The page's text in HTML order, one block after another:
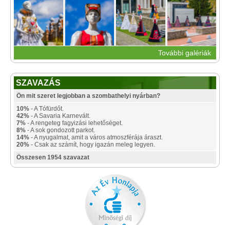
További galériák
SZAVAZÁS
Ön mit szeret legjobban a szombathelyi nyárban?
10% - A Tófürdőt.
42% - A Savaria Karnevált.
7% - A rengeteg fagyizási lehetőséget.
8% - A sok gondozott parkot.
14% - A nyugalmat, amit a város atmoszférája áraszt.
20% - Csak az számít, hogy igazán meleg legyen.
Összesen 1954 szavazat